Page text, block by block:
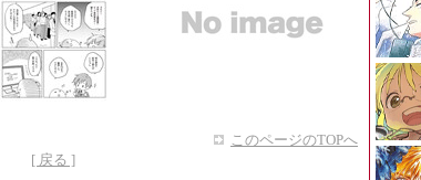
このページのTOPへ
[ 戻る ]